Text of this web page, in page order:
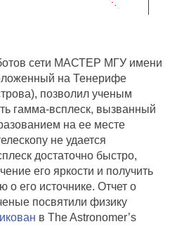
сети МАСТЕР МГУ имени
на Тенерифе
позволил ученым
гамма-всплеск, вызванный
на ее месте
не удается
достаточно быстро,
его яркости и получить
его источнике. Отчет о
посвятили физику
в The Astronomer’s